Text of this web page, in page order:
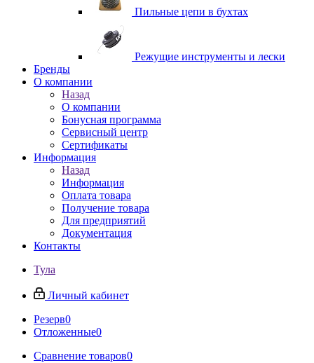
Пильные цепи в бухтах
Режущие инструменты и лески
Бренды
О компании
Назад
О компании
Бонусная программа
Сервисный центр
Сертификаты
Информация
Назад
Информация
Оплата товара
Получение товара
Для предприятий
Документация
Контакты
Тула
Личный кабинет
Резерв0
Отложенные0
Сравнение товаров0